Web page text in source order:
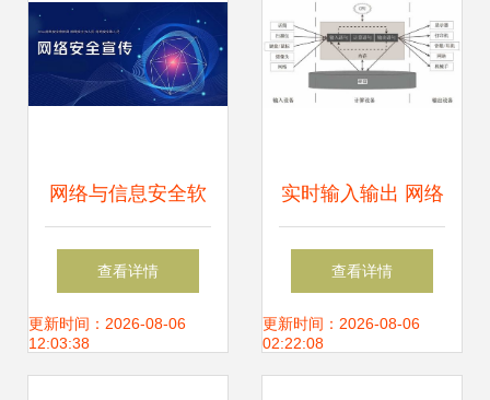
安全
网络与信息安全软
件开发 从零基础入
门到精通——基础
查看详情
更新时间：2026-08-06
12:03:38
实时输入输出 网络
与信息安全软件的
核心机制
查看详情
更新时间：2026-08-06
02:22:08